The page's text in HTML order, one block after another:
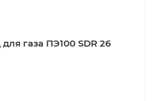
газа ПЭ100 SDR 26